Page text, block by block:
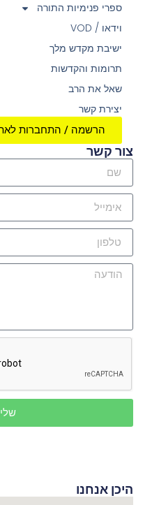
ספרי פנימיות התורה
וידאו / VOD
ישיבת מקדש מלך
תרומות והקדשות
שאל את הרב
יצירת קשר
הרשמה / התחברות לאתר
צור קשר
שליחה
היכן אנחנו